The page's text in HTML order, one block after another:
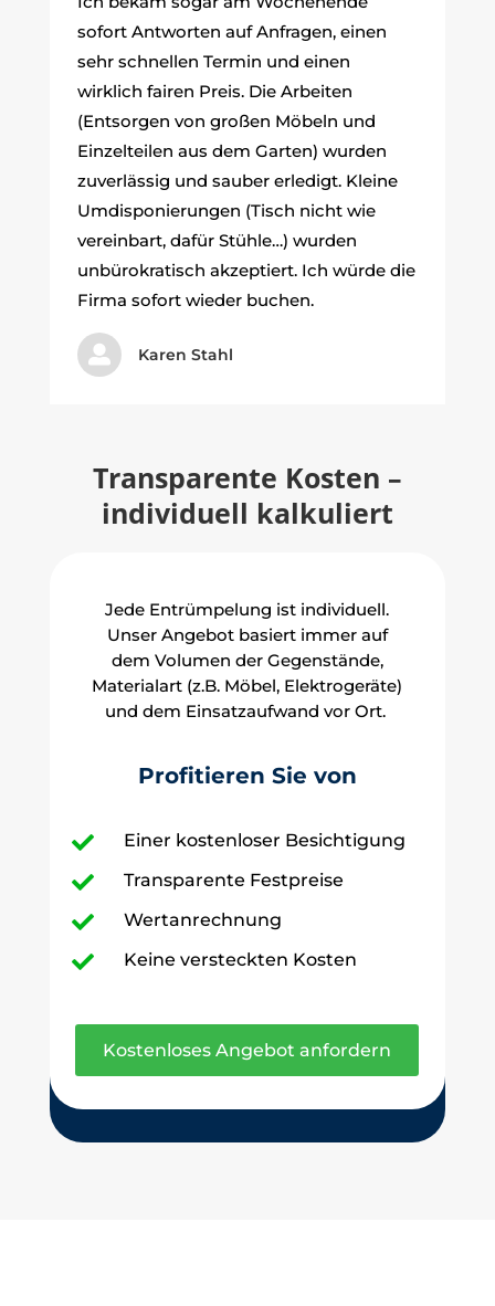
sofort Antworten auf Anfragen, einen
sehr schnellen Termin und einen
wirklich fairen Preis. Die Arbeiten
(Entsorgen von großen Möbeln und
Einzelteilen aus dem Garten) wurden
zuverlässig und sauber erledigt. Kleine
Umdisponierungen (Tisch nicht wie
vereinbart, dafür Stühle…) wurden
unbürokratisch akzeptiert. Ich würde die
Firma sofort wieder buchen.
 Karen Stahl
Transparente Kosten –
individuell kalkuliert
Jede Entrümpelung ist individuell.
Unser Angebot basiert immer auf
dem Volumen der Gegenstände,
Materialart (z.B. Möbel, Elektrogeräte)
und dem Einsatzaufwand vor Ort.
Profitieren Sie von
 Einer kostenloser Besichtigung
 Transparente Festpreise
 Wertanrechnung
 Keine versteckten Kosten
Kostenloses Angebot anfordern